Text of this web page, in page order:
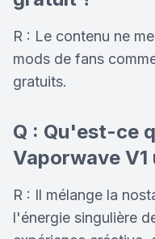
R : Le contenu ne
mods de fans
gratuits.
Q : Qu'est-ce
Vaporwave V1
R : Il mélange la
l'énergie singulière